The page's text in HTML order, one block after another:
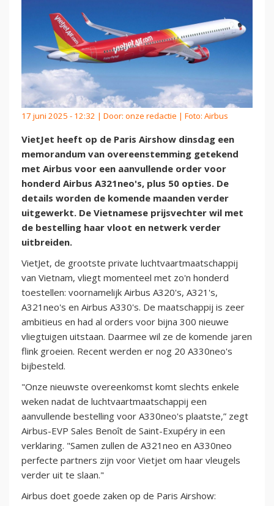
17 juni 2025 - 12:32 | Door: onze redactie | Foto: Airbus
VietJet heeft op de Paris Airshow dinsdag een
memorandum van overeenstemming getekend
met Airbus voor een aanvullende order voor
honderd Airbus A321neo's, plus 50 opties. De
details worden de komende maanden verder
uitgewerkt. De Vietnamese prijsvechter wil met
de bestelling haar vloot en netwerk verder
uitbreiden.
VietJet, de grootste private luchtvaartmaatschappij
van Vietnam, vliegt momenteel met zo'n honderd
toestellen: voornamelijk Airbus A320's, A321's,
A321neo's en Airbus A330's. De maatschappij is zeer
ambitieus en had al orders voor bijna 300 nieuwe
vliegtuigen uitstaan. Daarmee wil ze de komende jaren
flink groeien. Recent werden er nog 20 A330neo's
bijbesteld.
"Onze nieuwste overeenkomst komt slechts enkele
weken nadat de luchtvaartmaatschappij een
aanvullende bestelling voor A330neo's plaatste,” zegt
Airbus-EVP Sales Benoît de Saint-Exupéry in een
verklaring. "Samen zullen de A321neo en A330neo
perfecte partners zijn voor Vietjet om haar vleugels
verder uit te slaan."
Airbus doet goede zaken op de Paris Airshow: